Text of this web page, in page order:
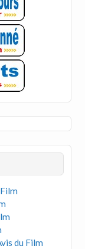
du Film